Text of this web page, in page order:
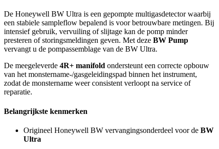
De Honeywell BW Ultra is een gepompte multigasdetector waarbij
een stabiele sampleflow bepalend is voor betrouwbare metingen. Bij
intensief gebruik, vervuiling of slijtage kan de pomp minder
presteren of storingsmeldingen geven. Met deze BW Pump
vervangt u de pompassemblage van de BW Ultra.
De meegeleverde 4R+ manifold ondersteunt een correcte opbouw
van het monstername-/gasgeleidingspad binnen het instrument,
zodat de monstername weer consistent verloopt na service of
reparatie.
Belangrijkste kenmerken
Origineel Honeywell BW vervangingsonderdeel voor de BW
Ultra